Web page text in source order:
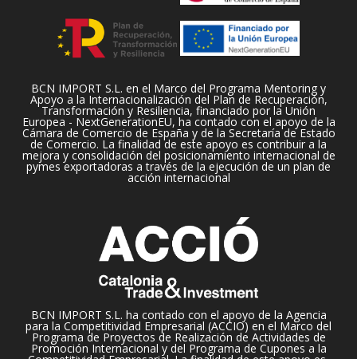
BCN IMPORT S.L. en el Marco del Programa Mentoring y
Apoyo a la Internacionalización del Plan de Recuperación,
Transformación y Resiliencia, financiado por la Unión
Europea - NextGenerationEU, ha contado con el apoyo de la
Cámara de Comercio de España y de la Secretaría de Estado
de Comercio. La finalidad de este apoyo es contribuir a la
mejora y consolidación del posicionamiento internacional de
pymes exportadoras a través de la ejecución de un plan de
acción internacional
BCN IMPORT S.L. ha contado con el apoyo de la Agencia
para la Competitividad Empresarial (ACCIO) en el Marco del
Programa de Proyectos de Realización de Actividades de
Promoción Internacional y del Programa de Cupones a la